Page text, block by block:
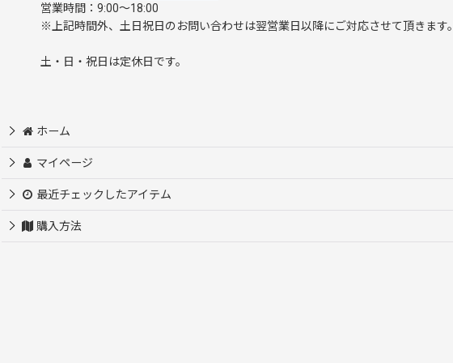
営業時間：9:00～18:00
※上記時間外、土日祝日のお問い合わせは翌営業日以降にご対応させて頂きます。
土・日・祝日は定休日です。
ホーム
マイページ
最近チェックしたアイテム
購入方法